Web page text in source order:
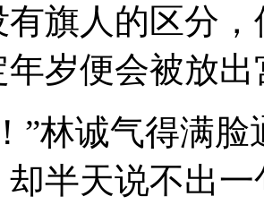
有旗人的区分
年岁便会被放出
”林诚气得满
却半天说不出